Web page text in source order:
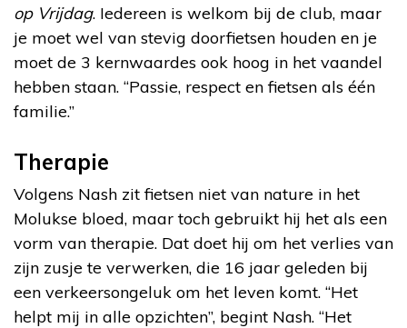
op Vrijdag. Iedereen is welkom bij de club, maar
je moet wel van stevig doorfietsen houden en je
moet de 3 kernwaardes ook hoog in het vaandel
hebben staan. “Passie, respect en fietsen als één
familie.”
Therapie
Volgens Nash zit fietsen niet van nature in het
Molukse bloed, maar toch gebruikt hij het als een
vorm van therapie. Dat doet hij om het verlies van
zijn zusje te verwerken, die 16 jaar geleden bij
een verkeersongeluk om het leven komt. “Het
helpt mij in alle opzichten”, begint Nash. “Het